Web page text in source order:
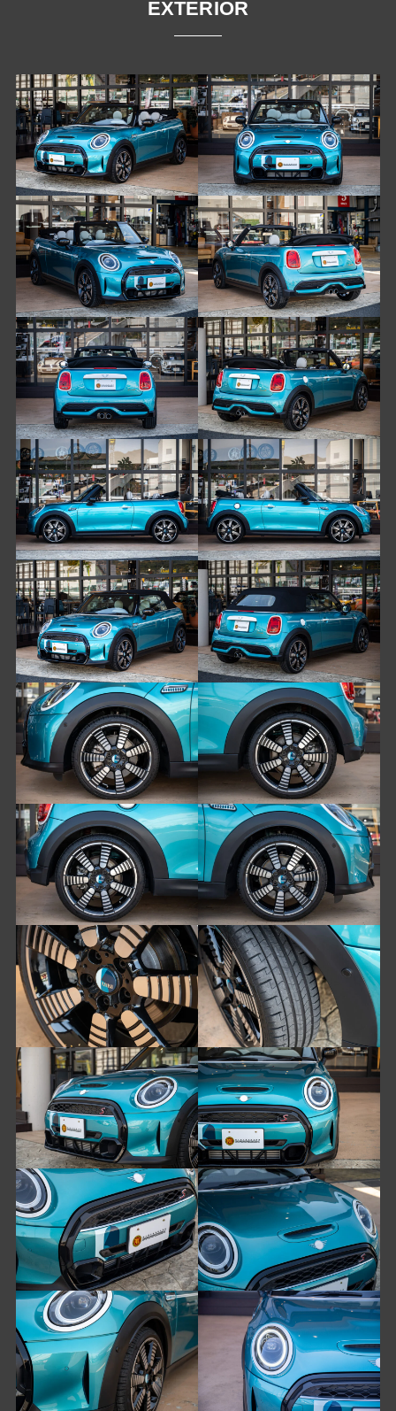
EXTERIOR